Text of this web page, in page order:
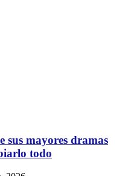
sus mayores dramas
todo